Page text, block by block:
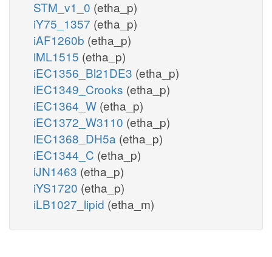
STM_v1_0 (etha_p)
iY75_1357 (etha_p)
iAF1260b (etha_p)
iML1515 (etha_p)
iEC1356_Bl21DE3 (etha_p)
iEC1349_Crooks (etha_p)
iEC1364_W (etha_p)
iEC1372_W3110 (etha_p)
iEC1368_DH5a (etha_p)
iEC1344_C (etha_p)
iJN1463 (etha_p)
iYS1720 (etha_p)
iLB1027_lipid (etha_m)